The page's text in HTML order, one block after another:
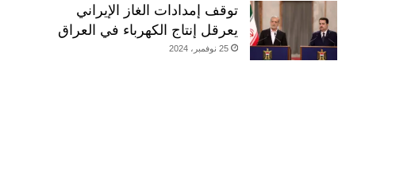
توقف إمدادات الغاز الإيراني
يعرقل إنتاج الكهرباء في العراق
25 نوفمبر، 2024